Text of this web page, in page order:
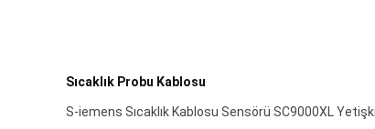
Sıcaklık Probu Kablosu
S-iemens Sıcaklık Kablosu Sensörü SC9000XL